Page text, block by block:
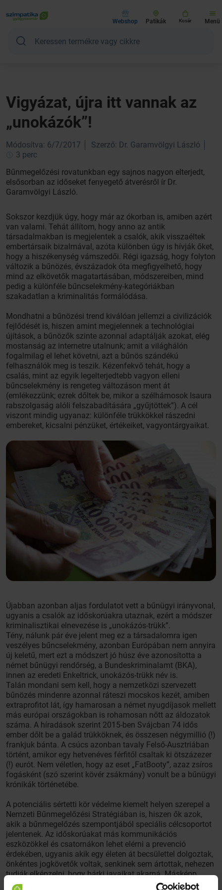
Webshop Patikák Kosár Menü
Vigyázat, újra itt vannak az
„unokázók”!
Módosítva: 6/7/2017
Szerző: Dr. Garamvölgyi László
3 perc
Bűnmegelőzési rovatunkban egy sajnos nagyon elterjedt,
elsősorban az időseket fenyegető átverésről ír Dr.
Garamvölgyi László.
Sokszor kezdjük úgy, hogy már az ókorban is, amiben azért
van valami. Tehát állítom, hogy anno az antik
társadalmakban is megjelentek a csalók, akik visszaéltek
embertársaik bizalmával, azóta különben úgy is hívják őket,
hogy a hiszékenység vámszedői. Régi igazság, hogy folyton
változik a bűnözés, évszázadok óta megfigyelhető, hogy
mind az elkövetők magatartásában, módszereiben, mind
pedig a különféle bűncselekmény-kategóriákban
szakadatlan a kriminalitás formálódása.
Mondhatni a bűnözési trend kiválóan jellemzi a civilizációk
fejlődését is, hiszen amint megjelennek a technológiai
újítások, a bűnözők szinte azonnal adaptálják azokat, elég
mostanság az internetre utalnunk; amit a világhálón
fogalmilag el lehet követni, azt a bűnös szándékú
felhasználók meg is teszik. Kézenfekvő tehát, hogy a
csalás, mint az egyik legelterjedtebb vagyon elleni
bűncselekmény is rengeteg változáson ment át
(emlékezzünk; ezrek dőltek be, mikor a szélhámosok Isaura
rabszolgaság alóli felszabadítására „gyűjtöttek”). A cél
viszont mindig ugyanaz: különféle trükkökkel rászedni
embereket, kicsalni pénzüket, értékeiket, vagyontárgyaikat.
Újabban azonban aljas fordulatot vett a bűnügyi irányvonal,
ugyanis a csalók az időskorúakra utaznak, ezért a módszer
kriminalisztikai elnevezése is „unokázós-trükk”.
Tény, nálunk pár éve jelent meg ez a társadalomra igen
veszélyes bűncselekmény, azonban Európában nem annyira
új keletű, mert ezt a módszert jó húsz éve azonosította a
német bűnügyi rendőrség, a Bundeskriminalamt (BKA),
innen az eredeti Enkeltrick, unokázós-trükk név is.
Talán mondani sem kell, hogy a nemzetközi szervezett
bűnözés mindenre azonnal ráteszi mocskos kezét, amiben
extraprofitot lát, így hamarosan a német nyugdíjasok mellett
más európai országokban is rohamosan nőtt az áldozatok
száma. A híradások szerint 2015-ben Svájcban 74 idős
ember dőlt be a galád trükköknek, és összesen négymillió (!)
frankjuk bánta. A csúcs azonban tavaly Felső-Ausztriában
történt, amikor egy hetvenéves férfitől csaltak ki ötszázezer
(!) eurót. Nem véletlen, hogy az eset „FatBooty”, azaz zsíros
fogásként (szó szerint kövér zsákmány) vonult be a bűnügyi
krónikák történetébe.
A potenciális sértetti kör védelme kiemelt helyen szerepel a
Nemzeti Bűnmegelőzési Stratégiában is, hiszen ők azok,
akik a bűnmegelőzés szempontjából speciális célcsoportot
jelentenek. Az időskorúakat más kommunikációs
eszközökkel és csatornákon lehet elérni a prevenció
érdekében, ugyanis akik egy életen át becsülettel dolgoztak,
önkéntes jogkövetők voltak, senkinek sem ártottak, nehezen
tudják elképzelni, hogy bárki javaikat akarná. Másképp
szocializálódtak, így empátiájuk, együttérzésük és